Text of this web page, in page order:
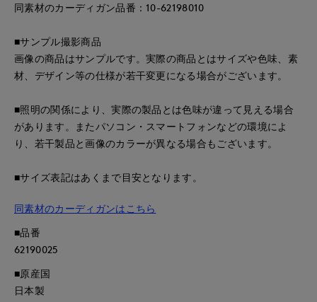
同素材のカーディガン品番：10-62198010
■サンプル撮影商品
画像の商品はサンプルです。実際の商品とはサイズや色味、素
材、デザイン等の仕様が若干変更になる場合がございます。
■照明の関係により、実際の製品とは色味が違って見える場合
があります。またパソコン・スマートフォンなどの環境によ
り、若干製品と画像のカラーが異なる場合もございます。
■サイズ表記はあくまで目安となります。
同素材のカーディガンはこちら
■品番
62190025
■原産国
日本製